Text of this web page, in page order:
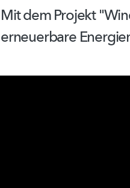
Mit dem Projekt
erneuerbare